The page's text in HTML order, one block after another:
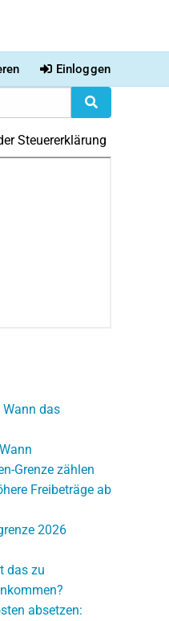
Einloggen
Steuererklärung
das
Grenze zählen
Freibeträge ab
2026
das zu
absetzen: